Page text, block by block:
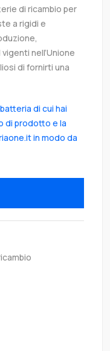
di ricambio per
a rigidi e
nell’Unione
di fornirti una
di cui hai
di prodotto e la
in modo da